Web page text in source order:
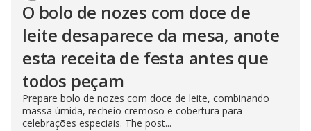
O bolo de nozes com doce de
leite desaparece da mesa, anote
esta receita de festa antes que
todos peçam
Prepare bolo de nozes com doce de leite, combinando
massa úmida, recheio cremoso e cobertura para
celebrações especiais. The post...